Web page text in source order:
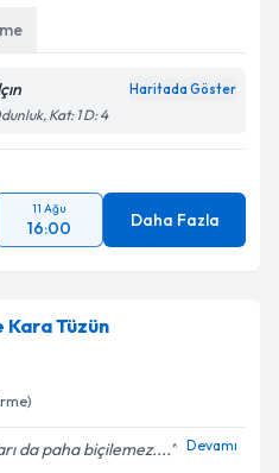
Kat: 1 D: 4
11 Ağu
16:00 Daha Fazla
Kara Tüzün
da paha biçilemez....